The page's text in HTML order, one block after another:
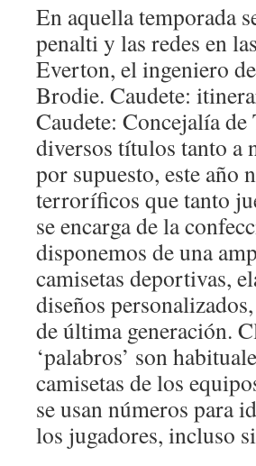
En aquella temporada
penalti y las redes en
Everton, el ingeniero
Brodie. Caudete:
Caudete: Concejalía
diversos títulos tanto a
por supuesto, este año
terroríficos que tanto
se encarga de la
disponemos de una
camisetas deportivas,
diseños
de última generación.
‘palabros’ son
camisetas de los
se usan números para
los jugadores, incluso